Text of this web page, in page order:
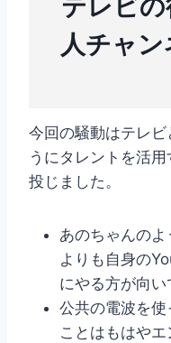
テレビ
人チャ
今回の騒動はテレ
うにタレントを活
投じました。
あのちゃんの
よりも自身の
にやる方が向い
公共の電波を
ことはもはや